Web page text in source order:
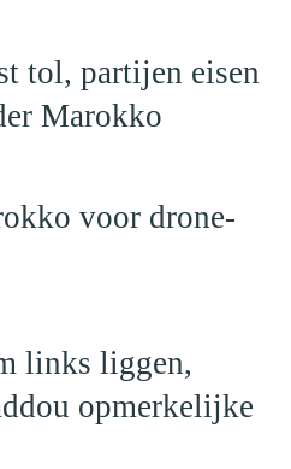
tol, partijen eisen
Marokko
voor drone-
links liggen,
opmerkelijke